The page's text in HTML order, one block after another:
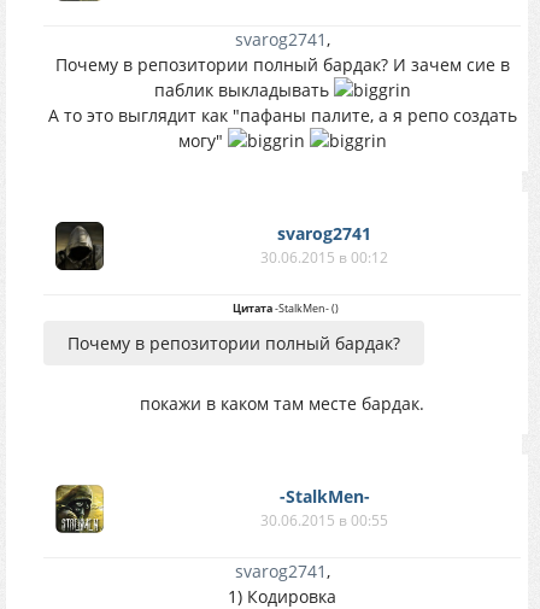
svarog2741,
Почему в репозитории полный бардак? И зачем сие в
паблик выкладывать
А то это выглядит как "пафаны палите, а я репо создать
могу"
svarog2741
30.06.2015 в 00:12
Цитата-StalkMen-()
Почему в репозитории полный бардак?
покажи в каком там месте бардак.
-StalkMen-
30.06.2015 в 00:55
svarog2741,
1) Кодировка